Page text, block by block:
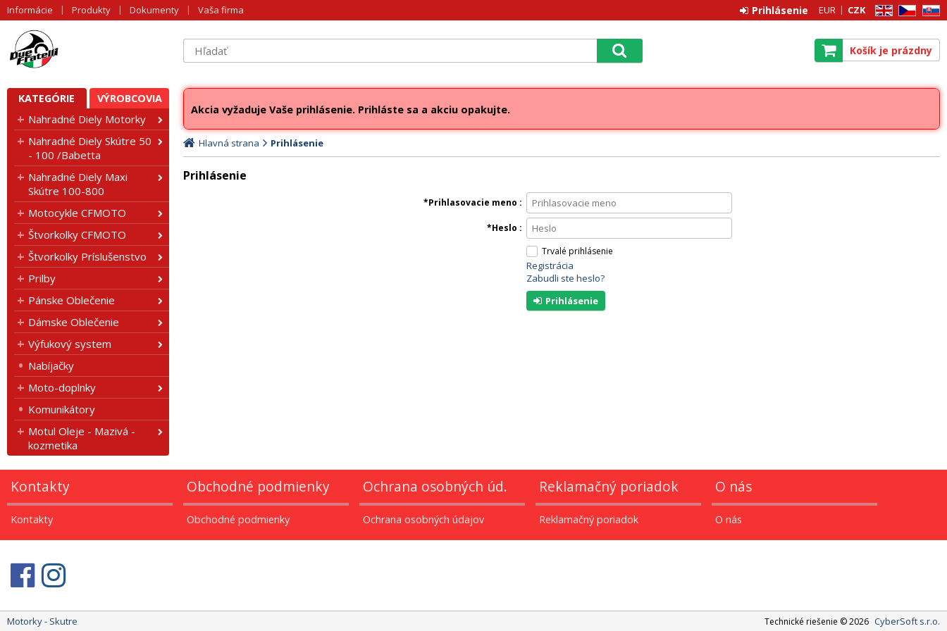
Informácie Produkty Dokumenty Vaša firma EN CZ SK
EUR CZK
Prihlásenie
Košík je prázdny
KATEGÓRIE VÝROBCOVIA
Nahradné Diely Motorky
Nahradné Diely Skútre 50
- 100 /Babetta
Nahradné Diely Maxi
Skútre 100-800
Motocykle CFMOTO
Štvorkolky CFMOTO
Štvorkolky Príslušenstvo
Prilby
Pánske Oblečenie
Dámske Oblečenie
Výfukový system
Nabíjačky
Moto-doplnky
Komunikátory
Motul Oleje - Mazivá -
kozmetika
Akcia vyžaduje Vaše prihlásenie. Prihláste sa a akciu opakujte.
Hlavná strana Prihlásenie
Prihlásenie
Prihlasovacie meno
Heslo
Trvalé prihlásenie
Registrácia
Zabudli ste heslo?
Prihlásenie
Kontakty
Kontakty
Obchodné podmienky
Obchodné podmienky
Ochrana osobných úd.
Ochrana osobných údajov
Reklamačný poriadok
Reklamačný poriadok
O nás
O nás
Motorky - Skutre Technické riešenie © 2026 CyberSoft s.r.o.